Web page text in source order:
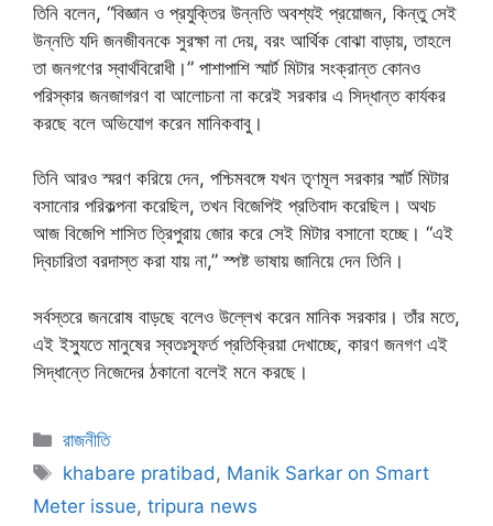
তিনি বলেন, “বিজ্ঞান ও প্রযুক্তির উন্নতি অবশ্যই প্রয়োজন, কিন্তু সেই
উন্নতি যদি জনজীবনকে সুরক্ষা না দেয়, বরং আর্থিক বোঝা বাড়ায়, তাহলে
তা জনগণের স্বার্থবিরোধী।” পাশাপাশি স্মার্ট মিটার সংক্রান্ত কোনও
পরিস্কার জনজাগরণ বা আলোচনা না করেই সরকার এ সিদ্ধান্ত কার্যকর
করছে বলে অভিযোগ করেন মানিকবাবু।
তিনি আরও স্মরণ করিয়ে দেন, পশ্চিমবঙ্গে যখন তৃণমূল সরকার স্মার্ট মিটার
বসানোর পরিকল্পনা করেছিল, তখন বিজেপিই প্রতিবাদ করেছিল। অথচ
আজ বিজেপি শাসিত ত্রিপুরায় জোর করে সেই মিটার বসানো হচ্ছে। “এই
দ্বিচারিতা বরদাস্ত করা যায় না,” স্পষ্ট ভাষায় জানিয়ে দেন তিনি।
সর্বস্তরে জনরোষ বাড়ছে বলেও উল্লেখ করেন মানিক সরকার। তাঁর মতে,
এই ইস্যুতে মানুষের স্বতঃস্ফূর্ত প্রতিক্রিয়া দেখাচ্ছে, কারণ জনগণ এই
সিদ্ধান্তে নিজেদের ঠকানো বলেই মনে করছে।
Categories
রাজনীতি
Tags
khabare pratibad , Manik Sarkar on Smart
Meter issue, tripura news